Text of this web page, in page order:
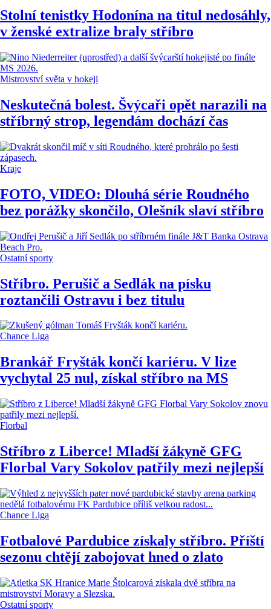
Stolní tenistky Hodonína na titul nedosáhly,
v ženské extralize braly stříbro
Mistrovství světa v hokeji
Neskutečná bolest. Švýcaři opět narazili na
stříbrný strop, legendám dochází čas
Kraje
FOTO, VIDEO: Dlouhá série Roudného
bez porážky skončilo, Olešník slaví stříbro
Ostatní sporty
Stříbro. Perušič a Sedlák na písku
roztančili Ostravu i bez titulu
Chance Liga
Brankář Fryšták končí kariéru. V lize
vychytal 25 nul, získal stříbro na MS
Florbal
Stříbro z Liberce! Mladší žákyně GFG
Florbal Vary Sokolov patřily mezi nejlepší
Chance Liga
Fotbalové Pardubice získaly stříbro. Příští
sezonu chtějí zabojovat hned o zlato
Ostatní sporty